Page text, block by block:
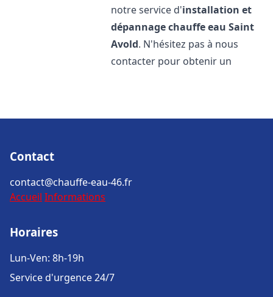
notre service d'installation et
dépannage chauffe eau Saint
Avold. N'hésitez pas à nous
contacter pour obtenir un
Contact
contact@chauffe-eau-46.fr
Accueil Informations
Horaires
Lun-Ven: 8h-19h
Service d'urgence 24/7